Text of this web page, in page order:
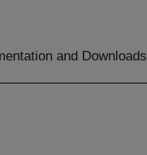
and Downloads